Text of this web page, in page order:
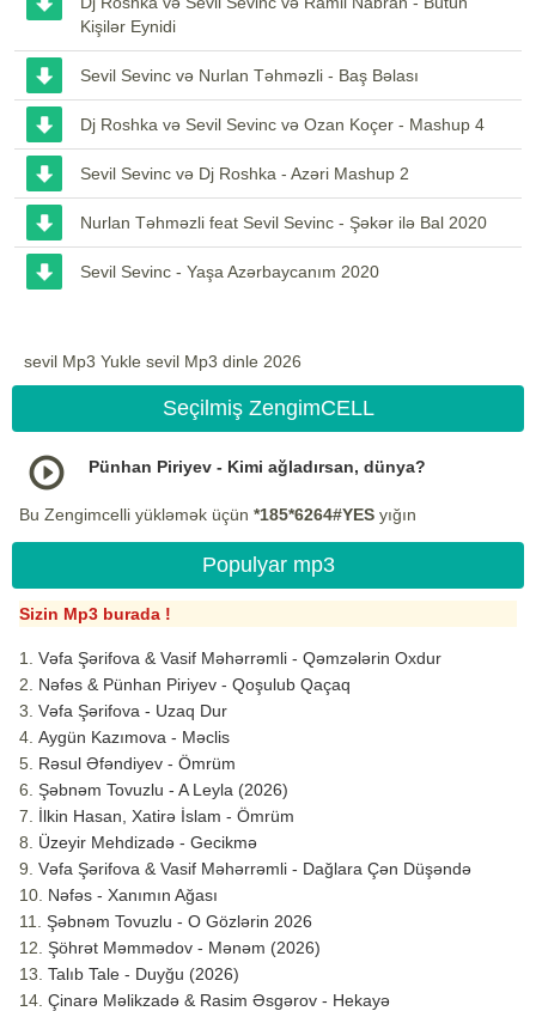
Kişilər Eynidi
Sevil Sevinc və Nurlan Təhməzli - Baş Bəlası
Dj Roshka və Sevil Sevinc və Ozan Koçer - Mashup 4
Sevil Sevinc və Dj Roshka - Azəri Mashup 2
Nurlan Təhməzli feat Sevil Sevinc - Şəkər ilə Bal 2020
Sevil Sevinc - Yaşa Azərbaycanım 2020
sevil Mp3 Yukle sevil Mp3 dinle 2026
Seçilmiş ZengimCELL
Pünhan Piriyev - Kimi ağladırsan, dünya?
Bu Zengimcelli yükləmək üçün *185*6264#YES yığın
Populyar mp3
Sizin Mp3 burada !
Vəfa Şərifova & Vasif Məhərrəmli - Qəmzələrin Oxdur
Nəfəs & Pünhan Piriyev - Qoşulub Qaçaq
Vəfa Şərifova - Uzaq Dur
Aygün Kazımova - Məclis
Rəsul Əfəndiyev - Ömrüm
Şəbnəm Tovuzlu - A Leyla (2026)
İlkin Hasan, Xatirə İslam - Ömrüm
Üzeyir Mehdizadə - Gecikmə
Vəfa Şərifova & Vasif Məhərrəmli - Dağlara Çən Düşəndə
Nəfəs - Xanımın Ağası
Şəbnəm Tovuzlu - O Gözlərin 2026
Şöhrət Məmmədov - Mənəm (2026)
Talıb Tale - Duyğu (2026)
Çinarə Məlikzadə & Rasim Əsgərov - Hekayə